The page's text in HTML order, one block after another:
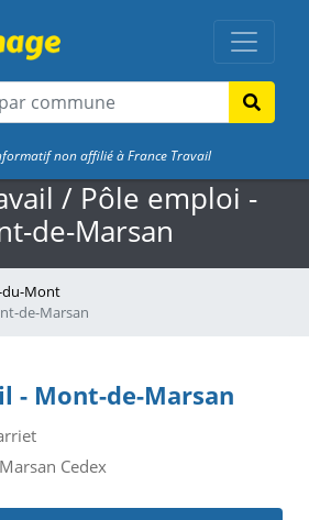
non affilié à France Travail
/ Pôle emploi -
de-Marsan
du-Mont
de-Marsan
- Mont-de-Marsan
Cedex